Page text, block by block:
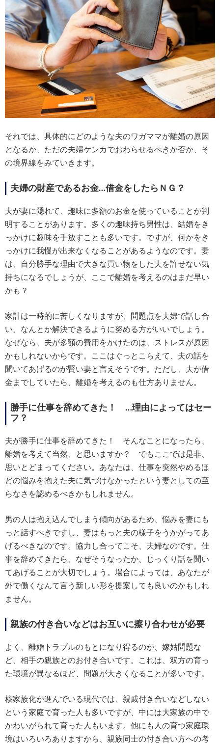
それでは、具体的にどのような夫のワガママが離婚の原因
となるか、ただの夫婦ケンカでおわらせるべきか否か、そ
の境界線をみていきます。
夫婦の財産であるお金…借金をしたらＮＧ？
夫が妻に隠れて、趣味に多額のお金を使っていることが判
明することがあります。多くの趣味持ち男性は、結婚をき
っかけに趣味を手放すことも多いです。ですが、何かをき
っかけに我慢が出来なくなることがあるようなのです。妻
は、自分勝手な理由で大きな買い物をした夫を許せない気
持ちになるでしょうが、ここで離婚を考えるのはまだ早い
かも？
家計は一時的に苦しくなりますが、問題点を夫婦で話し合
い、なんとか解決できるように努める方がいいでしょう。
なぜなら、夫が多額の費用をかけたのは、ストレスが原因
かもしれないからです。ここはぐっとこらえて、夫の話を
聞いてあげるのが賢い妻と言えそうです。ただし、夫が借
金までしていたら、離婚を考えるのも仕方ありません。
勝手に仕事を辞めてきた！ …理由によってはセー
フ？
夫が勝手に仕事を辞めてきた！ そんなことになったら、
離婚を考えて当然、と思いますか？ でもここでは是非、
思いとどまってください。あなたは、仕事を突然やめるほ
どの悩みを抱えた夫に気づけなかったという妻としての至
らなさを認めるべきかもしれません。
男の人は抱え込んでしまう傾向があるため、悩みを妻にも
っと話すべきですし、妻はもっと夫の様子をうかがってあ
げるべきなのです。協力し合ってこそ、夫婦なのです。仕
事を辞めてきたら、なぜそうなったか、じっくり話を聞い
てあげることが大切でしょう。場合によっては、あなたが
外で働くなんて言う新しい形を提案しても良いのかもしれ
ません。
親族の付き合いなどはお互いに擦り合わせが必要
よく、離婚トラブルのもとになり得るのが、嫁姑問題な
ど、相手の親族とのお付き合いです。これは、双方の育っ
た環境が異なるほど、問題が大きくなることが多いです。
核家族化が進んでいる現代では、親戚付き合いなどしない
という家庭で育った人も多いですが、中には大家族の中で
かわいがられて育った人もいます。他にも人の育つ家庭環
境はいろいろありますから、親族同士の付き合い方への考